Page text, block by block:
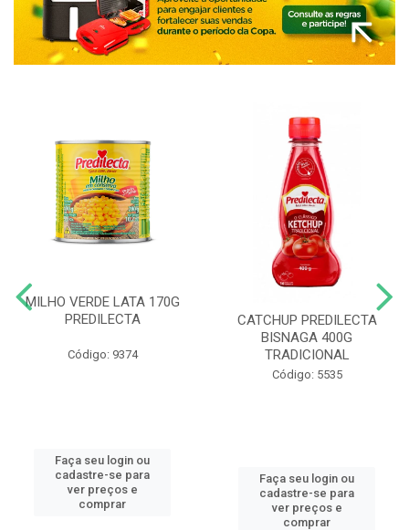
MILHO VERDE LATA 170G
PREDILECTA
Código: 9374
Faça seu login ou
cadastre-se para
ver preços e
comprar
CATCHUP PREDILECTA
BISNAGA 400G
TRADICIONAL
Código: 5535
Faça seu login ou
cadastre-se para
ver preços e
comprar